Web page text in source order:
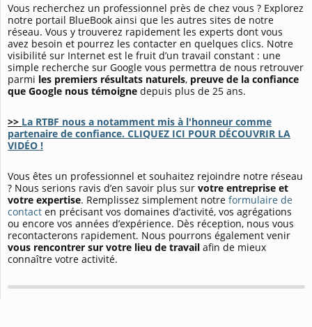
Vous recherchez un professionnel près de chez vous ? Explorez
notre portail BlueBook ainsi que les autres sites de notre
réseau. Vous y trouverez rapidement les experts dont vous
avez besoin et pourrez les contacter en quelques clics. Notre
visibilité sur Internet est le fruit d’un travail constant : une
simple recherche sur Google vous permettra de nous retrouver
parmi les premiers résultats naturels, preuve de la confiance
que Google nous témoigne depuis plus de 25 ans.
>> La RTBF nous a notamment mis à l'honneur comme
partenaire de confiance. CLIQUEZ ICI POUR DÉCOUVRIR LA
VIDÉO !
Vous êtes un professionnel et souhaitez rejoindre notre réseau
? Nous serions ravis d’en savoir plus sur votre entreprise et
votre expertise. Remplissez simplement notre formulaire de
contact en précisant vos domaines d’activité, vos agrégations
ou encore vos années d’expérience. Dès réception, nous vous
recontacterons rapidement. Nous pourrons également venir
vous rencontrer sur votre lieu de travail afin de mieux
connaître votre activité.